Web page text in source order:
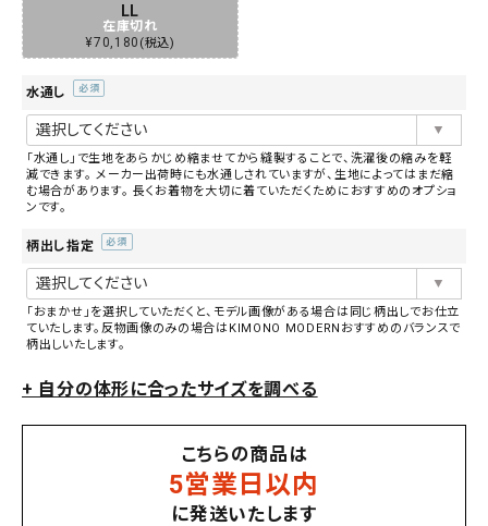
LL
在庫切れ
¥70,180 税込
水通し
須)
「水通し」で生地をあらかじめ縮ませてから縫製することで、洗濯後の縮みを軽
減できます。 メーカー出荷時にも水通しされていますが、生地によってはまだ縮
む場合があります。 長くお着物を大切に着ていただくためにおすすめのオプショ
ンです。
柄出し指定
須)
「おまかせ」を選択していただくと、モデル画像がある場合は同じ柄出しでお仕立
ていたします。反物画像のみの場合はKIMONO MODERNおすすめのバランスで
柄出しいたします。
+ 自分の体形に合ったサイズを調べる
こちらの商品は
5営業日以内
に発送いたします